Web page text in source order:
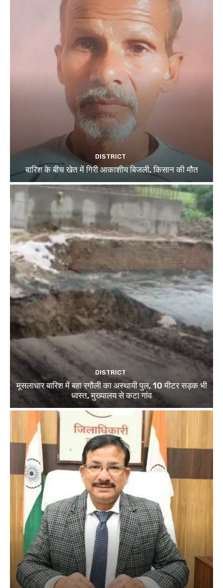
DISTRICT
बारिश के बीच खेत में गिरी आकाशीय बिजली, किसान की मौत
DISTRICT
मूसलाधार बारिश में बहा रगौली का अस्थायी पुल, 10 मीटर सड़क भी
ध्वस्त, मुख्यालय से कटा गांव